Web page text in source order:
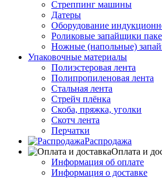
Стреппинг машины
Датеры
Оборудование
Роликовые запайщики
Ножные (напольные)
Упаковочные материалы
Полиэстеровая лента
Полипропиленовая лента
Стальная лента
Стрейч плёнка
Скоба, пряжка, уголки
Скотч лента
Перчатки
Распродажа
Оплата и
Информация об оплате
Информация о доставке